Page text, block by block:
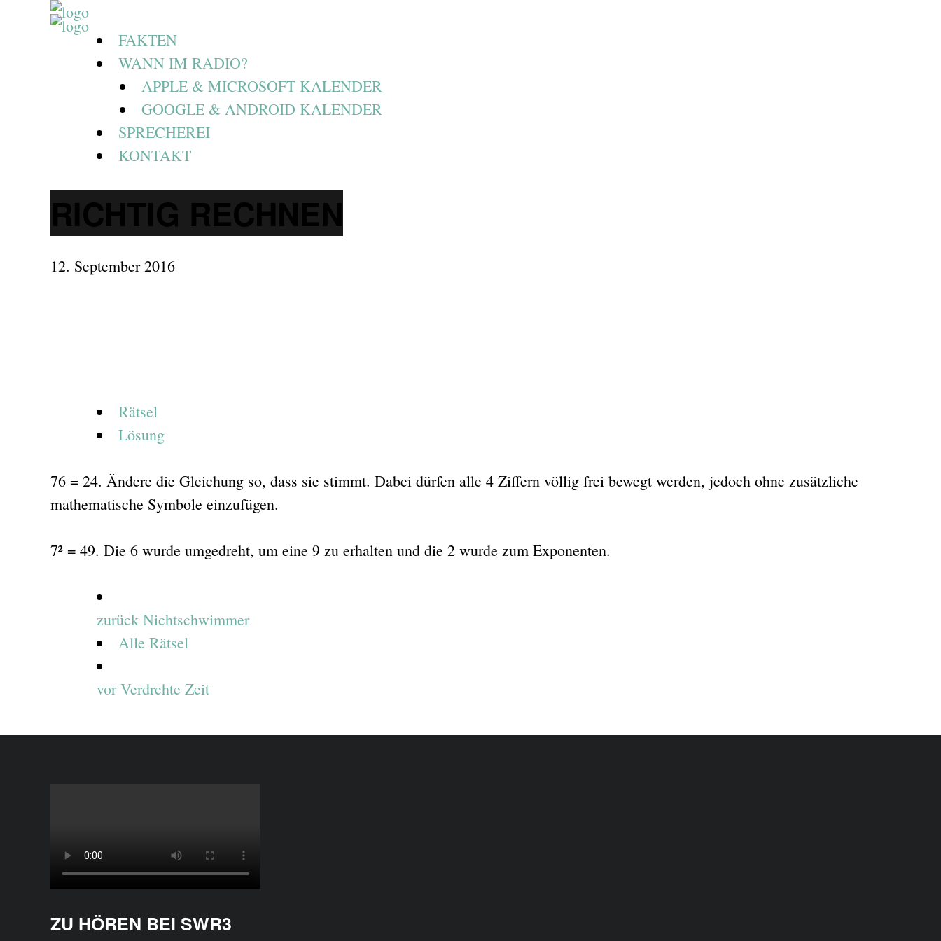
FAKTEN
WANN IM RADIO?
APPLE & MICROSOFT KALENDER
GOOGLE & ANDROID KALENDER
SPRECHEREI
KONTAKT
RICHTIG RECHNEN
12. September 2016
Rätsel
Lösung
76 = 24. Ändere die Gleichung so, dass sie stimmt. Dabei dürfen alle 4 Ziffern völlig frei bewegt werden, jedoch ohne zusätzliche
mathematische Symbole einzufügen.
7² = 49. Die 6 wurde umgedreht, um eine 9 zu erhalten und die 2 wurde zum Exponenten.
zurück Nichtschwimmer
Alle Rätsel
vor Verdrehte Zeit
ZU HÖREN BEI SWR3